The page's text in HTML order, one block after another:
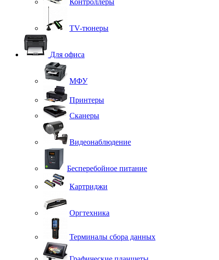
Контроллеры
TV-тюнеры
Для офиса
МФУ
Принтеры
Сканеры
Видеонаблюдение
Бесперебойное питание
Картриджи
Оргтехника
Терминалы сбора данных